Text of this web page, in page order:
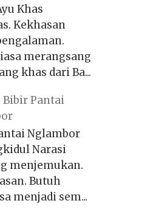
Khas
Kekhasan
merangsang
khas dari Ba...
Bibir Pantai
Nglambor
Narasi
menjemukan.
Butuh
menjadi sem...